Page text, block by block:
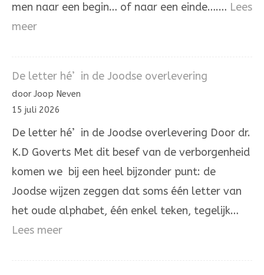
men naar een begin… of naar een einde….… Lees
meer:
Hij
De letter hé’ in de Joodse overlevering
door Joop Neven
15 juli 2026
De letter hé’ in de Joodse overlevering Door dr.
K.D Goverts Met dit besef van de verborgenheid
komen we bij een heel bijzonder punt: de
Joodse wijzen zeggen dat soms één letter van
het oude alphabet, één enkel teken, tegelijk…
Lees meer: